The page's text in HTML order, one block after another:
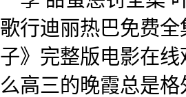
歌行迪丽热巴免费
子》完整版电影在
么高三的晚霞总是